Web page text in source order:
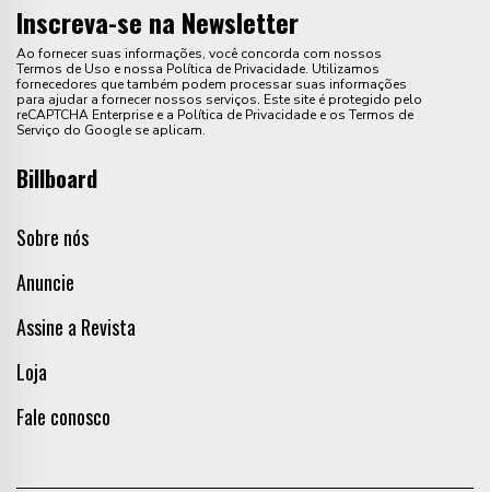
Inscreva-se na Newsletter
Ao fornecer suas informações, você concorda com nossos
Termos de Uso e nossa Política de Privacidade. Utilizamos
fornecedores que também podem processar suas informações
para ajudar a fornecer nossos serviços. Este site é protegido pelo
reCAPTCHA Enterprise e a Política de Privacidade e os Termos de
Serviço do Google se aplicam.
Billboard
Sobre nós
Anuncie
Assine a Revista
Loja
Fale conosco